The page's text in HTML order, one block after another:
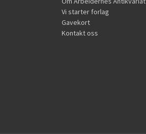
Vi starter forlag
Gavekort
Kontakt oss